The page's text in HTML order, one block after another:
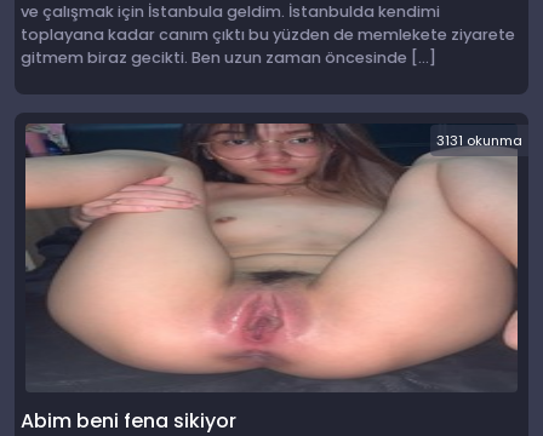
ve çalışmak için İstanbula geldim. İstanbulda kendimi
toplayana kadar canım çıktı bu yüzden de memlekete ziyarete
gitmem biraz gecikti. Ben uzun zaman öncesinde […]
3131 okunma
Abim beni fena sikiyor